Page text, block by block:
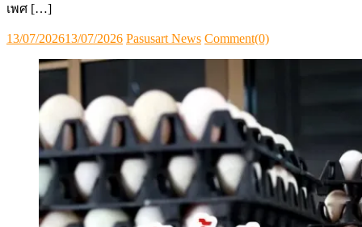
เพศ […]
Posted
13/07/202613/07/2026 Author
Pasusart News Comment(0)